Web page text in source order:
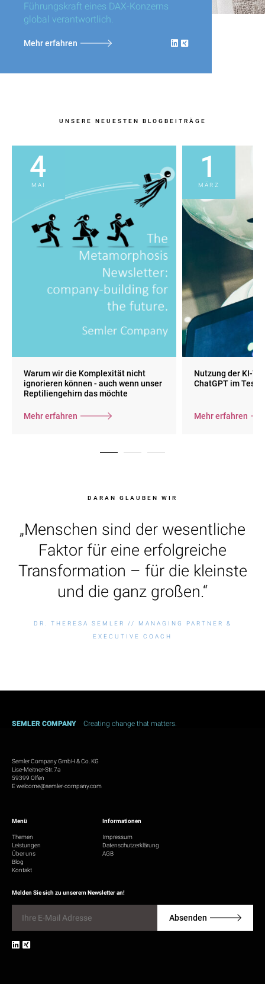
Führungskraft eines DAX-Konzerns
global verantwortlich.
Mehr erfahren
UNSERE NEUESTEN BLOGBEITRÄGE
4
MAI
Warum wir die Komplexität nicht
ignorieren können - auch wenn unser
Reptiliengehirn das möchte
Mehr erfahren
1
MÄRZ
Nutzung der KI-
ChatGPT im Test
Mehr erfahren
DARAN GLAUBEN WIR
„Menschen sind der wesentliche
Faktor für eine erfolgreiche
Transformation – für die kleinste
und die ganz großen.“
DR. THERESA SEMLER // MANAGING PARTNER &
EXECUTIVE COACH
SEMLER COMPANY Creating change that matters.
Semler Company GmbH & Co. KG
Lise-Meitner-Str. 7a
59399 Olfen
Ewelcome@semler-company.com
Menü
Themen
Leistungen
Über uns
Blog
Kontakt
Informationen
Impressum
Datenschutzerklärung
AGB
Melden Sie sich zu unserem Newsletter an!
a
i
l
Absenden